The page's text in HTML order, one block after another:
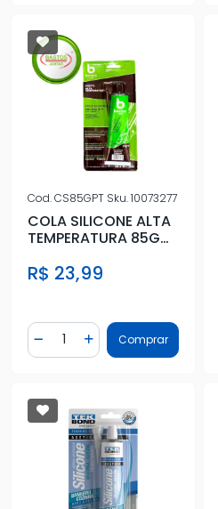
Cod.CS85GPT Sku.10073277
COLA SILICONE ALTA
TEMPERATURA 85G
R$ 23,99
Diminuir Quantidade
Quantidade
Adicionar Quantidade
Comprar